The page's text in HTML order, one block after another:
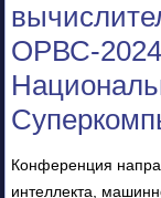
ОРВС-
Конференция
интеллекта,